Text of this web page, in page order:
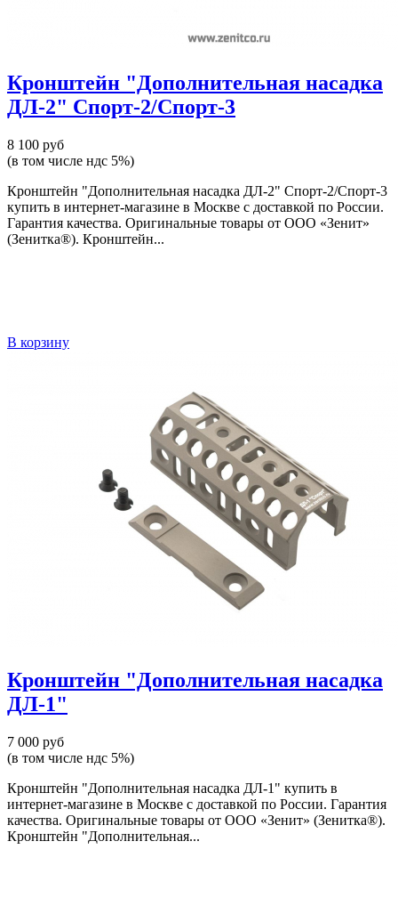
Кронштейн "Дополнительная насадка
ДЛ-2" Спорт-2/Спорт-3
8 100 руб
(в том числе ндс 5%)
Кронштейн "Дополнительная насадка ДЛ-2" Спорт-2/Спорт-3
купить в интернет-магазине в Москве с доставкой по России.
Гарантия качества. Оригинальные товары от ООО «Зенит»
(Зенитка®). Кронштейн...
В корзину
Кронштейн "Дополнительная насадка
ДЛ-1"
7 000 руб
(в том числе ндс 5%)
Кронштейн "Дополнительная насадка ДЛ-1" купить в
интернет-магазине в Москве с доставкой по России. Гарантия
качества. Оригинальные товары от ООО «Зенит» (Зенитка®).
Кронштейн "Дополнительная...